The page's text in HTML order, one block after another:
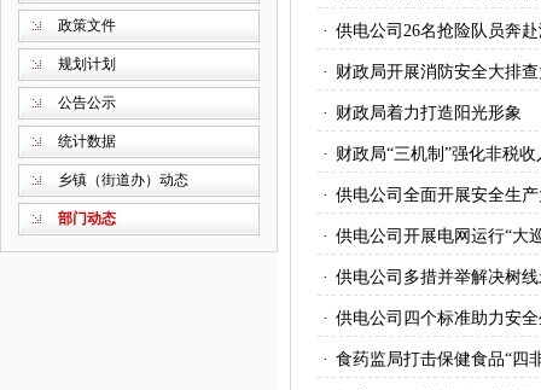
政策文件
规划计划
公告公示
统计数据
乡镇（街道办）动态
部门动态
· 供电公司26名抢险队员奔
· 财政局开展消防安全大排
· 财政局着力打造阳光形象
· 财政局“三机制”强化非税收
· 供电公司全面开展安全生
· 供电公司开展电网运行“大
· 供电公司多措并举解决树
· 供电公司四个标准助力安
· 食药监局打击保健食品“四